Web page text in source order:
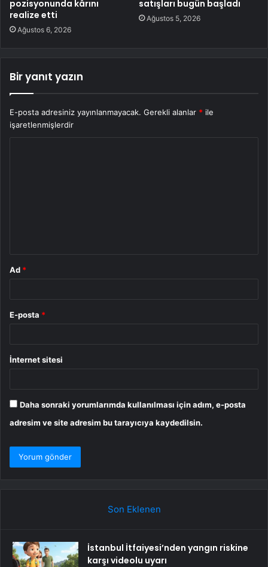
pozisyonunda kârını
realize etti
Ağustos 6, 2026
satışları bugün başladı
Ağustos 5, 2026
Bir yanıt yazın
E-posta adresiniz yayınlanmayacak. Gerekli alanlar * ile
işaretlenmişlerdir
Ad *
E-posta *
İnternet sitesi
Daha sonraki yorumlarımda kullanılması için adım, e-posta
adresim ve site adresim bu tarayıcıya kaydedilsin.
Son Eklenen
İstanbul İtfaiyesi’nden yangın riskine
karşı videolu uyarı